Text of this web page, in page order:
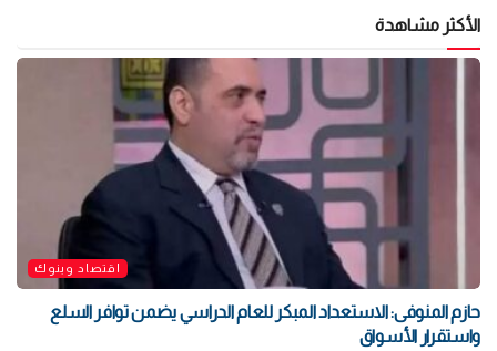
الأكثر مشاهدة
اقتصاد وبنوك
حازم المنوفى: الاستعداد المبكر للعام الدراسي يضمن توافر السلع
واستقرار الأسواق